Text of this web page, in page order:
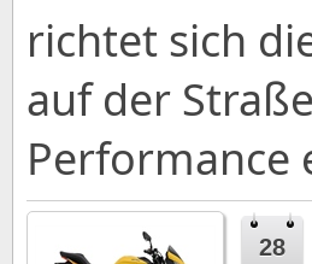
richtet sich
auf der
Performance
28